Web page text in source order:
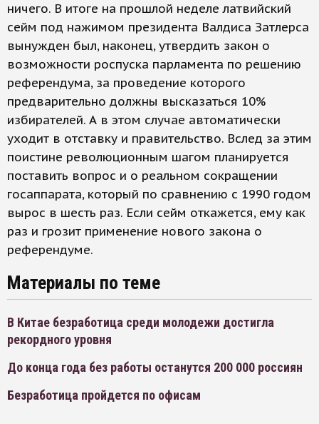
ничего. В итоге на прошлой неделе латвийский
сейм под нажимом президента Валдиса Затлерса
вынужден был, наконец, утвердить закон о
возможности роспуска парламента по решению
референдума, за проведение которого
предварительно должны высказаться 10%
избирателей. А в этом случае автоматически
уходит в отставку и правительство. Вслед за этим
поистине революционным шагом планируется
поставить вопрос и о реальном сокращении
госаппарата, который по сравнению с 1990 годом
вырос в шесть раз. Если сейм откажется, ему как
раз и грозит применение нового закона о
референдуме.
Материалы по теме
В Китае безработица среди молодежи достигла
рекордного уровня
До конца года без работы останутся 200 000 россиян
Безработица пройдется по офисам